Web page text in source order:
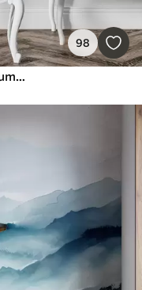
98
Fototapeten Trendige Zweige mit Blumen und Blättern